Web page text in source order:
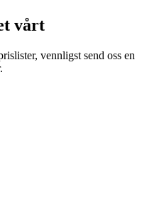
vårt
vennligst send oss ​​en